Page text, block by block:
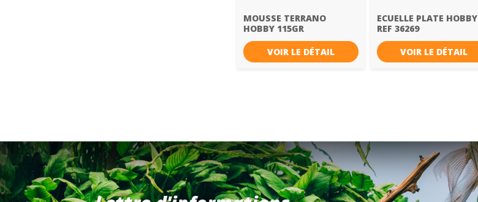
MOUSSE TERRANO
HOBBY 115GR
VOIR LE DÉTAIL
ECUELLE PLATE HOBBY
REF 36269
VOIR LE DÉTAIL